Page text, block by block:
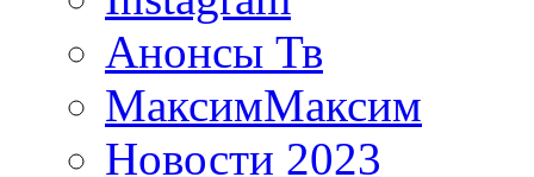
Анонсы Тв
МаксимМаксим
Новости 2023